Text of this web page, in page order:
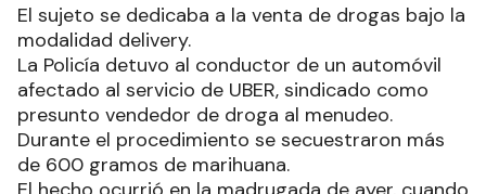
El sujeto se dedicaba a la venta de drogas bajo la
modalidad delivery.
La Policía detuvo al conductor de un automóvil
afectado al servicio de UBER, sindicado como
presunto vendedor de droga al menudeo.
Durante el procedimiento se secuestraron más
de 600 gramos de marihuana.